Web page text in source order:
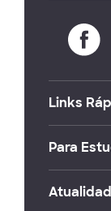
Links
Para